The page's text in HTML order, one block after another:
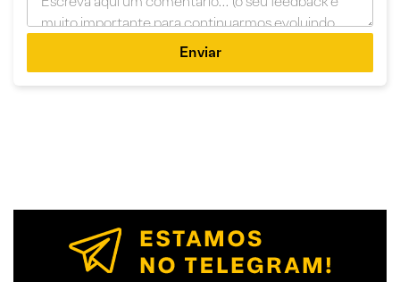
Enviar